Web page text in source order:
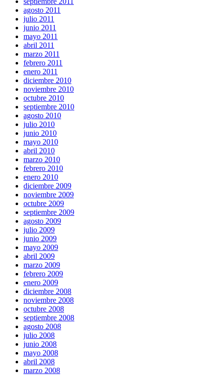
agosto 2011
julio 2011
junio 2011
mayo 2011
abril 2011
marzo 2011
febrero 2011
enero 2011
diciembre 2010
noviembre 2010
octubre 2010
septiembre 2010
agosto 2010
julio 2010
junio 2010
mayo 2010
abril 2010
marzo 2010
febrero 2010
enero 2010
diciembre 2009
noviembre 2009
octubre 2009
septiembre 2009
agosto 2009
julio 2009
junio 2009
mayo 2009
abril 2009
marzo 2009
febrero 2009
enero 2009
diciembre 2008
noviembre 2008
octubre 2008
septiembre 2008
agosto 2008
julio 2008
junio 2008
mayo 2008
abril 2008
marzo 2008